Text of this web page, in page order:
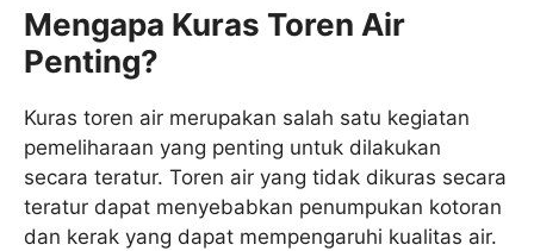
Mengapa Kuras Toren Air
Penting?
Kuras toren air merupakan salah satu kegiatan
pemeliharaan yang penting untuk dilakukan
secara teratur. Toren air yang tidak dikuras secara
teratur dapat menyebabkan penumpukan kotoran
dan kerak yang dapat mempengaruhi kualitas air.